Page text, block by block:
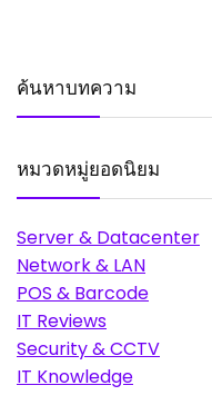
ค้นหาบทความ
หมวดหมู่ยอดนิยม
Server & Datacenter
Network & LAN
POS & Barcode
IT Reviews
Security & CCTV
IT Knowledge